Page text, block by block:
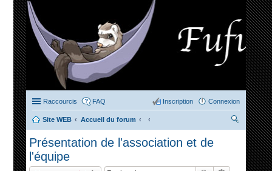
Raccourcis FAQ Connexion
Inscription
Site WEB
Accueil du forum
Présentation de l'association et de
l'équipe